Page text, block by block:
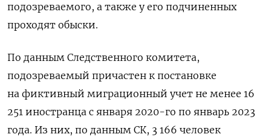
подозреваемого, а также у его подчиненных
проходят обыски.
По данным Следственного комитета,
подозреваемый причастен к постановке
на фиктивный миграционный учет не менее 16
251 иностранца с января 2020-го по январь 2023
года. Из них, по данным СК, 3 166 человек